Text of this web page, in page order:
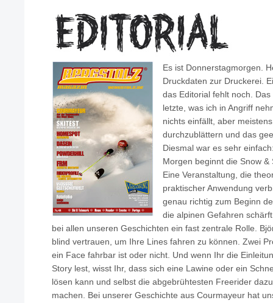
Es ist Donnerstagmorgen.
Druckdaten zur Druckerei.
das Editorial fehlt noch.
letzte, was ich in Angriff
nichts einfällt, aber
durchzublättern und das
Diesmal war es sehr
Morgen beginnt die Snow
Eine Veranstaltung, die
praktischer Anwendung
genau richtig zum Beginn
die alpinen Gefahren
bei allen unseren Geschichten ein fast zentrale Rolle.
blind vertrauen, um Ihre Lines fahren zu können. Zwei
ein Face fahrbar ist oder nicht. Und wenn Ihr die
Story lest, wisst Ihr, dass sich eine Lawine oder ein
lösen kann und selbst die abgebrühtesten Freerider
machen. Bei unserer Geschichte aus Courmayeur hat